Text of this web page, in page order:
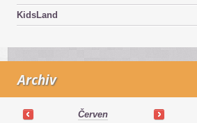
KidsLand
Archiv
Červen